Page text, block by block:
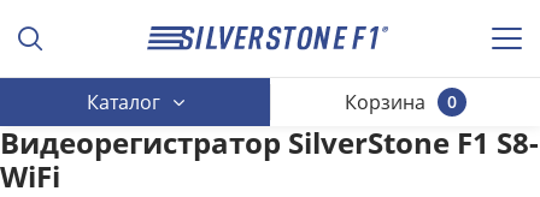
Каталог 0
Корзина
Видеорегистратор SilverStone F1 S8-
WiFi